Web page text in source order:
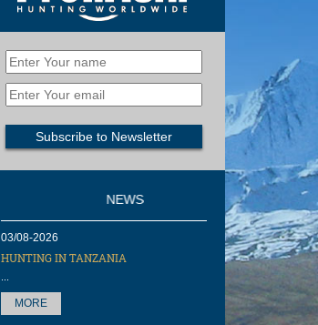
NEWS
03/08-2026
HUNTING IN TANZANIA
MORE